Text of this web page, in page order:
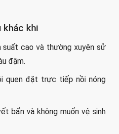
khác khi
suất cao và thường xuyên sử
đậm.
quen đặt trực tiếp nồi nóng
bẩn và không muốn vệ sinh